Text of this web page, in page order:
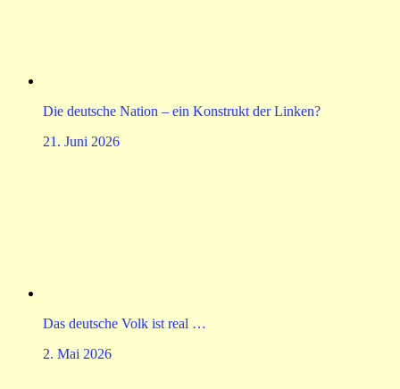
Die deutsche Nation – ein Konstrukt der Linken?
21. Juni 2026
Das deutsche Volk ist real …
2. Mai 2026